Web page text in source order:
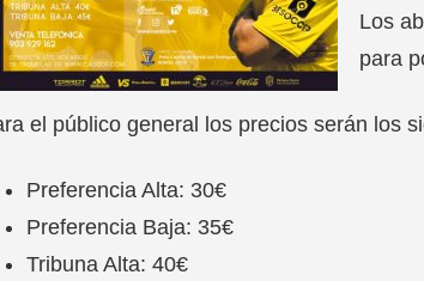
Los
para
el público general los precios serán los
Preferencia Alta: 30€
Preferencia Baja: 35€
Tribuna Alta: 40€